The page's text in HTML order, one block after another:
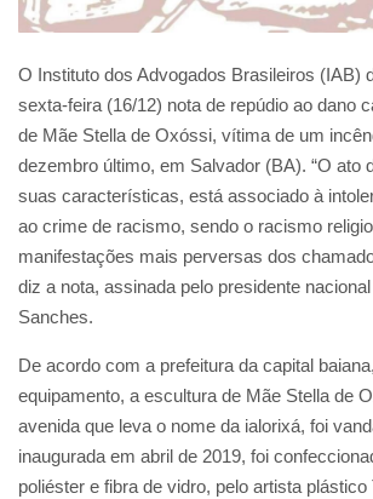
O Instituto dos Advogados Brasileiros (IAB)
sexta-feira (16/12) nota de repúdio ao dano
de Mãe Stella de Oxóssi, vítima de um
dezembro último, em Salvador (BA). “O ato
suas características, está associado à
ao crime de racismo, sendo o racismo
manifestações mais perversas dos
diz a nota, assinada pelo presidente
Sanches.
De acordo com a prefeitura da capital
equipamento, a escultura de Mãe Stella de
avenida que leva o nome da ialorixá, foi
inaugurada em abril de 2019, foi
poliéster e fibra de vidro, pelo artista plástico